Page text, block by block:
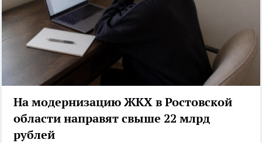
На модернизацию ЖКХ в Ростовской
области направят свыше 22 млрд
рублей